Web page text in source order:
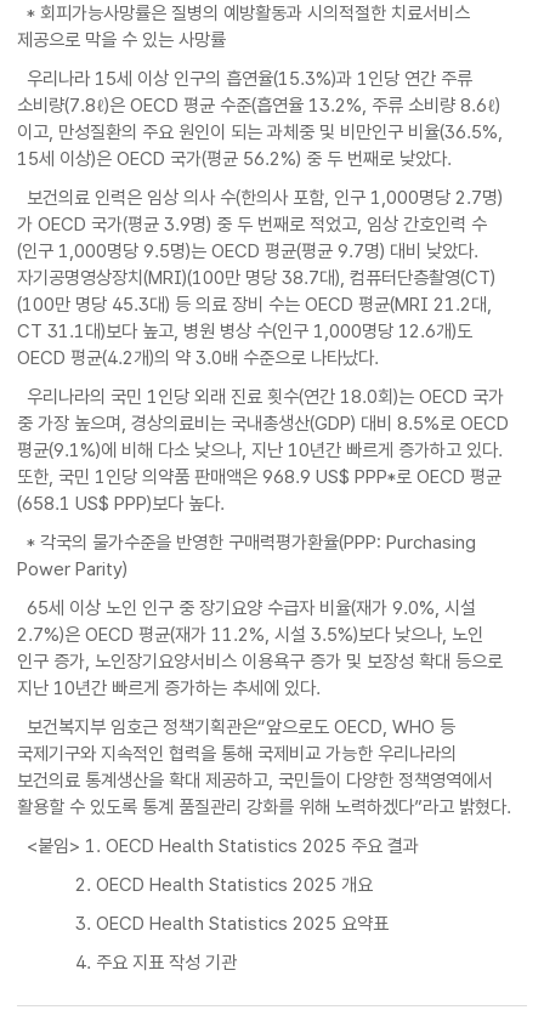
* 회피가능사망률은 질병의 예방활동과 시의적절한 치료서비스
제공으로 막을 수 있는 사망률
우리나라 15세 이상 인구의 흡연율(15.3%)과 1인당 연간 주류
소비량(7.8ℓ)은 OECD 평균 수준(흡연율 13.2%, 주류 소비량 8.6ℓ)
이고, 만성질환의 주요 원인이 되는 과체중 및 비만인구 비율(36.5%,
15세 이상)은 OECD 국가(평균 56.2%) 중 두 번째로 낮았다.
보건의료 인력은 임상 의사 수(한의사 포함, 인구 1,000명당 2.7명)
가 OECD 국가(평균 3.9명) 중 두 번째로 적었고, 임상 간호인력 수
(인구 1,000명당 9.5명)는 OECD 평균(평균 9.7명) 대비 낮았다.
자기공명영상장치(MRI)(100만 명당 38.7대), 컴퓨터단층촬영(CT)
(100만 명당 45.3대) 등 의료 장비 수는 OECD 평균(MRI 21.2대,
CT 31.1대)보다 높고, 병원 병상 수(인구 1,000명당 12.6개)도
OECD 평균(4.2개)의 약 3.0배 수준으로 나타났다.
우리나라의 국민 1인당 외래 진료 횟수(연간 18.0회)는 OECD 국가
중 가장 높으며, 경상의료비는 국내총생산(GDP) 대비 8.5%로 OECD
평균(9.1%)에 비해 다소 낮으나, 지난 10년간 빠르게 증가하고 있다.
또한, 국민 1인당 의약품 판매액은 968.9 US$ PPP*로 OECD 평균
(658.1 US$ PPP)보다 높다.
* 각국의 물가수준을 반영한 구매력평가환율(PPP: Purchasing
Power Parity)
65세 이상 노인 인구 중 장기요양 수급자 비율(재가 9.0%, 시설
2.7%)은 OECD 평균(재가 11.2%, 시설 3.5%)보다 낮으나, 노인
인구 증가, 노인장기요양서비스 이용욕구 증가 및 보장성 확대 등으로
지난 10년간 빠르게 증가하는 추세에 있다.
보건복지부 임호근 정책기획관은“앞으로도 OECD, WHO 등
국제기구와 지속적인 협력을 통해 국제비교 가능한 우리나라의
보건의료 통계생산을 확대 제공하고, 국민들이 다양한 정책영역에서
활용할 수 있도록 통계 품질관리 강화를 위해 노력하겠다”라고 밝혔다.
<붙임> 1. OECD Health Statistics 2025 주요 결과
2. OECD Health Statistics 2025 개요
3. OECD Health Statistics 2025 요약표
4. 주요 지표 작성 기관